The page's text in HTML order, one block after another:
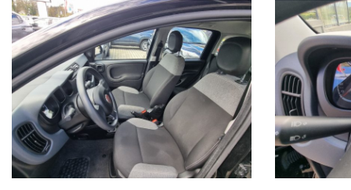
-15:00 / 19:30
Per Ulteriori Informazioni e per visionare contattateci saremo a